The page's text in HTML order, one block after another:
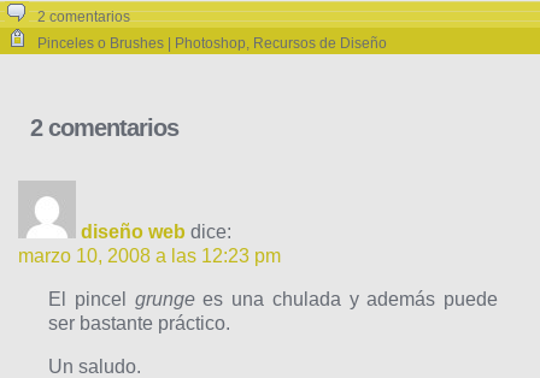
2 comentarios
Pinceles o Brushes | Photoshop, Recursos de Diseño
2 comentarios
diseño web dice:
marzo 10, 2008 a las 12:23 pm
El pincel grungees una chulada y además puede
ser bastante práctico.
Un saludo.